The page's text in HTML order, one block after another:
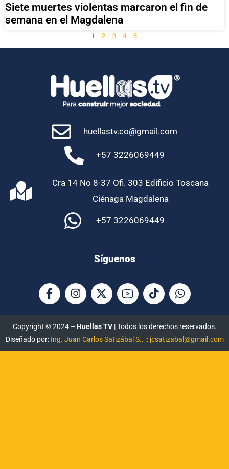
Siete muertes violentas marcaron el fin de
semana en el Magdalena
1 2 3 4 5
huellastv.co@gmail.com
+57 3226069449
Cra 14 No 8-37 Ofi. 303 Edificio Toscana
Ciénaga Magdalena
+57 3226069449
Síguenos
Copyright © 2024 – Huellas TV| Todos los derechos reservados.
Diseñado por: Ing. Juan Carlos Satizábal S.. :: jcsatizabal@gmail.com